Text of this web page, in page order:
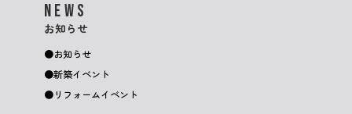
NEWS
お知らせ
お知らせ
新築イベント
リフォームイベント